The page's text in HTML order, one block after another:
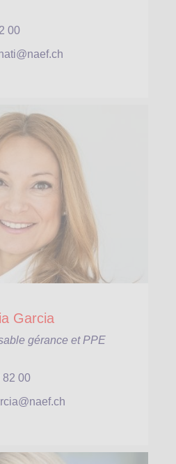
00
Garcia
gérance et PPE
82 00